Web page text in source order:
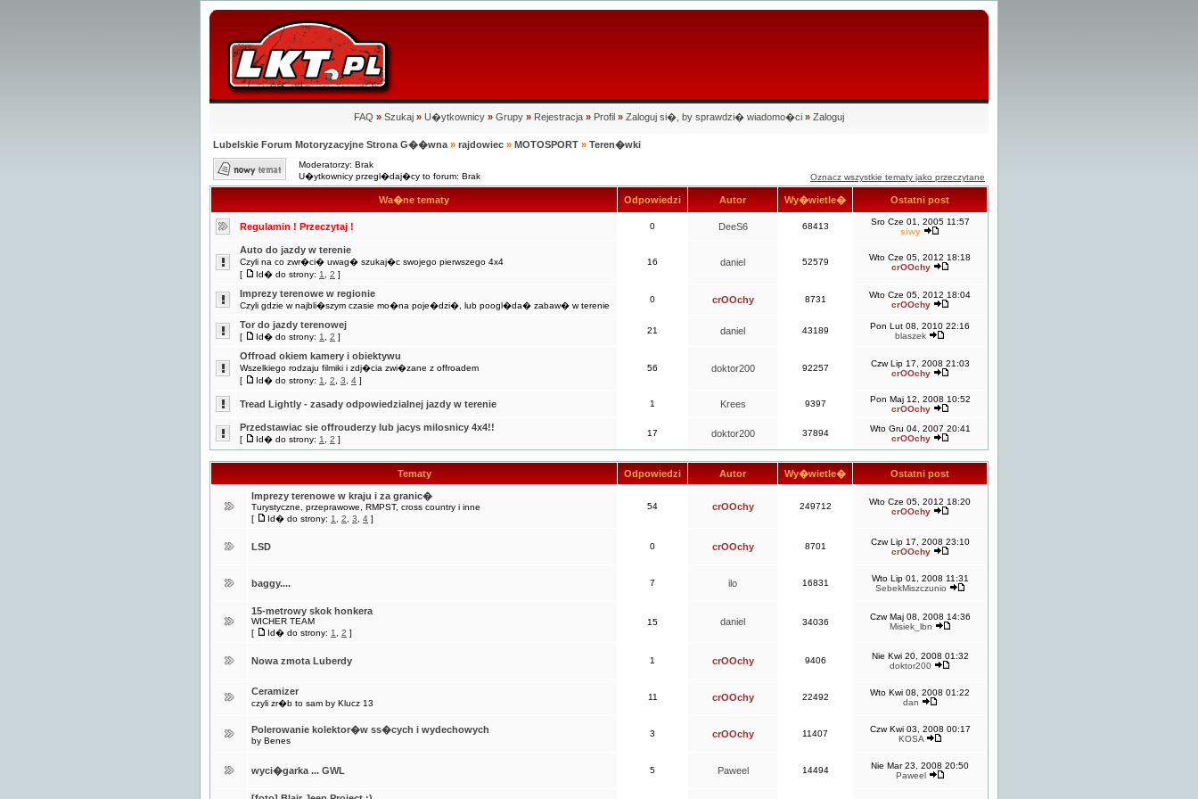
FAQ » Szukaj » U�ytkownicy » Grupy » Rejestracja » Profil » Zaloguj si�, by sprawdzi� wiadomo�ci » Zaloguj
Lubelskie Forum Motoryzacyjne Strona G��wna » rajdowiec » MOTOSPORT » Teren�wki
Moderatorzy: Brak
U�ytkownicy przegl�daj�cy to forum: Brak
Oznacz wszystkie tematy jako przeczytane
Wa�ne tematy Odpowiedzi Autor Wy�wietle� Ostatni post
Regulamin ! Przeczytaj ! 0 DeeS6 68413
Sro Cze 01, 2005 11:57
siwy
Auto do jazdy w terenie
Czyli na co zwr�ci� uwag� szukaj�c swojego pierwszego 4x4
[
Id� do strony: 1 2 ]
16 daniel 52579
Wto Cze 05, 2012 18:18
crOOchy
Imprezy terenowe w regionie
Czyli gdzie w najbli�szym czasie mo�na poje�dzi�, lub poogl�da� zabaw� w terenie
0 crOOchy 8731
Wto Cze 05, 2012 18:04
crOOchy
Tor do jazdy terenowej
[ Id� do strony: 1 2 ]
21 daniel 43189
Pon Lut 08, 2010 22:16
blaszek
Offroad okiem kamery i obiektywu
Wszelkiego rodzaju filmiki i zdj�cia zwi�zane z offroadem
[
Id� do strony: 1 2 3 4 ]
56 doktor200 92257
Czw Lip 17, 2008 21:03
crOOchy
Tread Lightly - zasady odpowiedzialnej jazdy w terenie 1 Krees 9397
Pon Maj 12, 2008 10:52
crOOchy
Przedstawiac sie offrouderzy lub jacys milosnicy 4x4!!
[ Id� do strony: 1 2 ]
17 doktor200 37894
Wto Gru 04, 2007 20:41
crOOchy
Tematy Odpowiedzi Autor Wy�wietle� Ostatni post
Imprezy terenowe w kraju i za granic�
Turystyczne, przeprawowe, RMPST, cross country i inne
[
Id� do strony: 1 2 3 4 ]
54 crOOchy 249712
Wto Cze 05, 2012 18:20
crOOchy
LSD 0 crOOchy 8701
Czw Lip 17, 2008 23:10
crOOchy
baggy.... 7 ilo 16831
Wto Lip 01, 2008 11:31
SebekMiszczunio
15-metrowy skok honkera
WICHER TEAM
[
Id� do strony: 1 2 ]
15 daniel 34036
Czw Maj 08, 2008 14:36
Misiek_lbn
Nowa zmota Luberdy 1 crOOchy 9406
Nie Kwi 20, 2008 01:32
doktor200
Ceramizer
czyli zr�b to sam by Klucz 13
11 crOOchy 22492
Wto Kwi 08, 2008 01:22
dan
Polerowanie kolektor�w ss�cych i wydechowych
by Benes
3 crOOchy 11407
Czw Kwi 03, 2008 00:17
KOSA
wyci�garka ... GWL 5 Paweel 14494
Nie Mar 23, 2008 20:50
Paweel